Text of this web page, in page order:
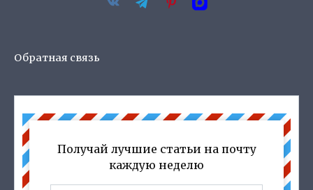
Обратная связь
Получай лучшие статьи на почту
каждую неделю